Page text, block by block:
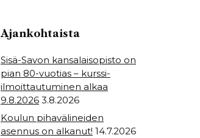
Ajankohtaista
Sisä-Savon kansalaisopisto on
pian 80-vuotias – kurssi-
ilmoittautuminen alkaa
9.8.2026 3.8.2026
Koulun pihavälineiden
asennus on alkanut! 14.7.2026